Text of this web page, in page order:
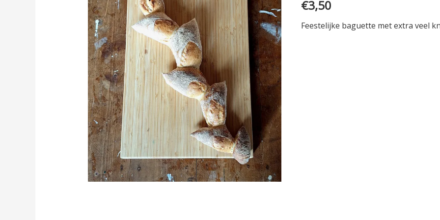
€3,50
Feestelijke baguette met extra veel